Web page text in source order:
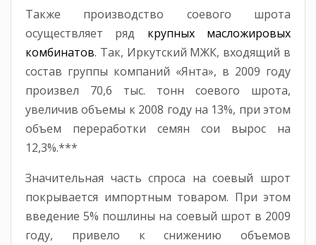
Также производство соевого шрота
осуществляет ряд крупных масложировых
комбинатов. Так, Иркутский МЖК, входящий в
состав группы компаний «Янта», в 2009 году
произвел 70,6 тыс. тонн соевого шрота,
увеличив объемы к 2008 году на 13%, при этом
объем переработки семян сои вырос на
12,3%.***
Значительная часть спроса на соевый шрот
покрывается импортным товаром. При этом
введение 5% пошлины на соевый шрот в 2009
году, привело к снижению объемов